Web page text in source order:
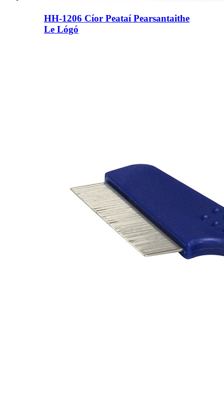
HH-1206 Cíor Peataí Pearsantaithe
Le Lógó